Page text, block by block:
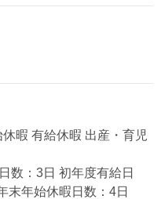
暇 有給休暇 出産・育児
数：3日 初年度有給日
末年始休暇日数：4日